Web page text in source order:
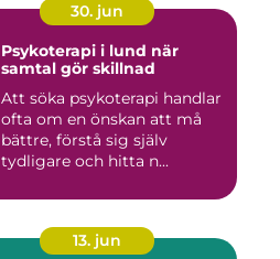
30. jun
Psykoterapi i lund när
samtal gör skillnad
Att söka psykoterapi handlar
ofta om en önskan att må
bättre, förstå sig själv
tydligare och hitta n...
13. jun